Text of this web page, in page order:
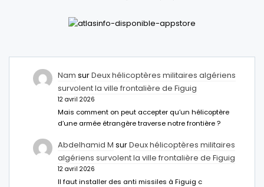
Nam surDeux hélicoptères militaires algériens
survolent la ville frontalière de Figuig
12 avril 2026
Mais comment on peut accepter qu’un hélicoptère
d’une armée étrangère traverse notre frontière ?
Abdelhamid M surDeux hélicoptères militaires
algériens survolent la ville frontalière de Figuig
12 avril 2026
Il faut installer des anti missiles à Figuig c